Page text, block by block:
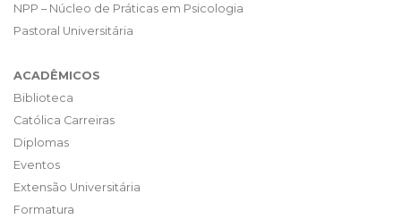
NPP – Núcleo de Práticas em Psicologia
Pastoral Universitária
ACADÊMICOS
Biblioteca
Católica Carreiras
Diplomas
Eventos
Extensão Universitária
Formatura